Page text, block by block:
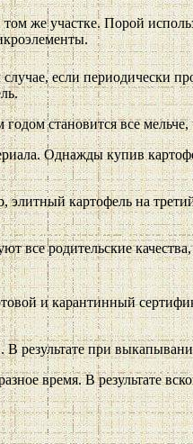
же участке. Порой
если периодически
становится все
Однажды купив
картофель на
все родительские
и карантинный
В результате при
время. В результате